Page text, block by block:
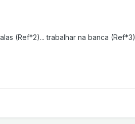
(Ref*2)... trabalhar na banca